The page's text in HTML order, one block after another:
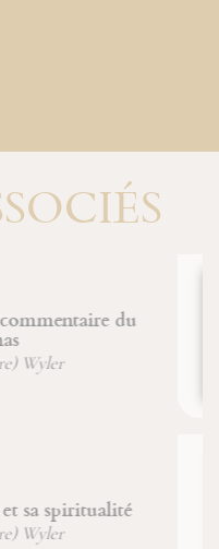
les « poupées russes